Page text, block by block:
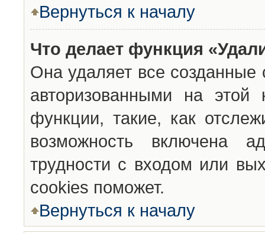
Вернуться к началу
Что делает функция
Она удаляет все созданные
авторизованными на
функции, такие, как
возможность включена
трудности с входом или
cookies поможет.
Вернуться к началу